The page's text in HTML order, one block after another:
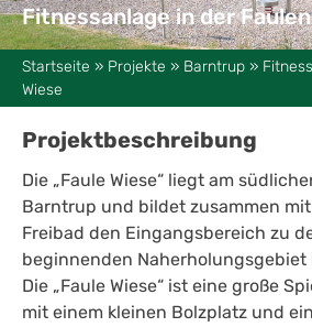
Fitnessanlage in der
Startseite » Projekte » Barntrup »
Wiese
Projektbeschreibung
Die „Faule Wiese“ liegt am
Barntrup und bildet zusammen
Freibad den Eingangsbereich zu
beginnenden Naherholungsgebiet
Die „Faule Wiese“ ist eine große
mit einem kleinen Bolzplatz und